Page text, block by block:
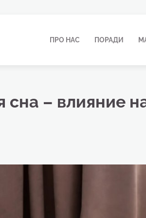
ПРО НАС ПОРАДИ
– влияние